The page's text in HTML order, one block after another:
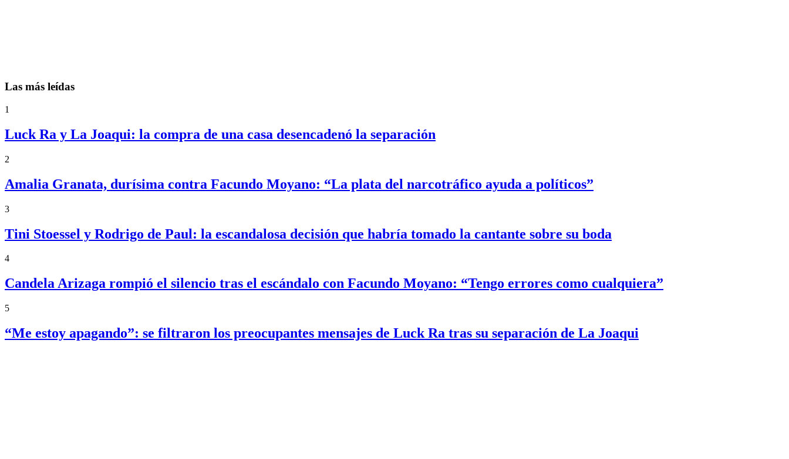
Las más leídas
1
Luck Ra y La Joaqui: la compra de una casa desencadenó la separación
2
Amalia Granata, durísima contra Facundo Moyano: “La plata del narcotráfico ayuda a políticos”
3
Tini Stoessel y Rodrigo de Paul: la escandalosa decisión que habría tomado la cantante sobre su boda
4
Candela Arizaga rompió el silencio tras el escándalo con Facundo Moyano: “Tengo errores como cualquiera”
5
“Me estoy apagando”: se filtraron los preocupantes mensajes de Luck Ra tras su separación de La Joaqui